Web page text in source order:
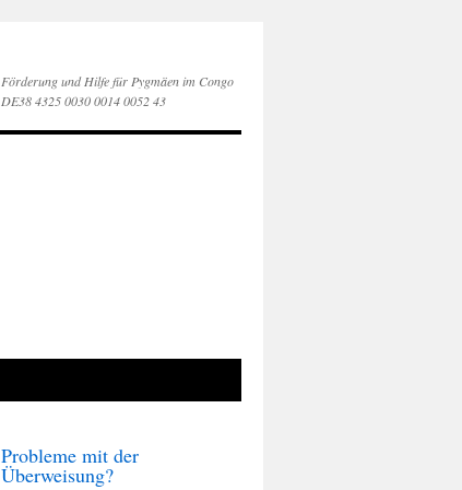
Förderung und Hilfe für Pygmäen im Congo
DE38 4325 0030 0014 0052 43
Probleme mit der
Überweisung?